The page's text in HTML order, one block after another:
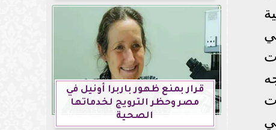
)في
قرار بمنع ظهور باربرا أونيل في
مصر وحظر الترويج لخدماتها
الصحية